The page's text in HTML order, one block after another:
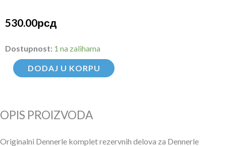
530.00рсд
Dostupnost: 1 na zalihama
Dennerle
komplet
rezervnih
Dennerle
količina
DODAJ U KORPU
OPIS PROIZVODA
Originalni Dennerle komplet rezervnih delova za Dennerle